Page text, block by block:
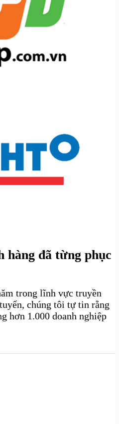
hàng đã từng phục
trong lĩnh vực truyền
chúng tôi tự tin rằng
hơn 1.000 doanh nghiệp